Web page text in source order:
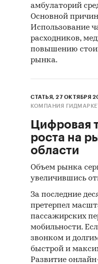
амбулаторий
Основной
Использование
расходников,
повышению
рынка.
СТАТЬЯ, 27 ОКТЯБРЯ
КОМПАНИЯ
Цифровая
роста на
области
Объем рынка
увеличившись
За последние
претерпел
пассажирских
мобильности.
звонком и
быстрой и
Развитие